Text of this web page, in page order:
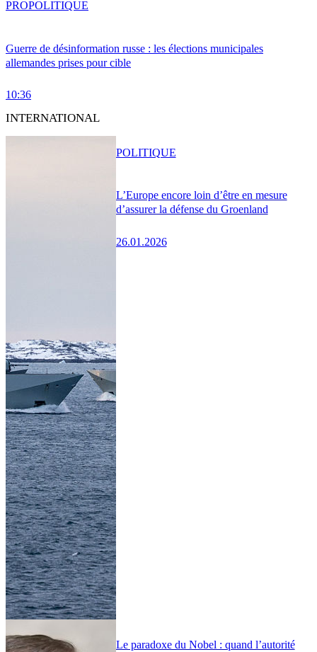
Guerre de désinformation russe : les élections municipales
allemandes prises pour cible
10:36
PROPOLITIQUE
INTERNATIONAL
L’Europe encore loin d’être en mesure
d’assurer la défense du Groenland
26.01.2026
POLITIQUE
Le paradoxe du Nobel : quand l’autorité